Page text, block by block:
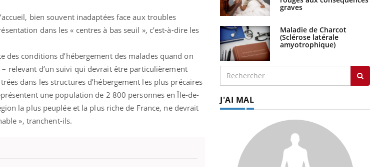
bien souvent inadaptées face aux troubles
dans les « centres à bas seuil », c’est-à-dire les
conditions d’hébergement des malades quand on
relevant d’un suivi qui devrait être particulièrement
dans les structures d’hébergement les plus précaires
une population de 2 800 personnes en Île-de-
la plus peuplée et la plus riche de France, ne devrait
», tranchent-ils.
graves
Maladie de Charcot
(Sclérose latérale
amyotrophique)
J'AI MAL